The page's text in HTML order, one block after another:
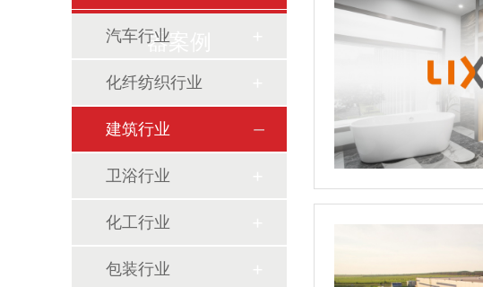
器案例
汽车行业
化纤纺织行业
建筑行业
卫浴行业
化工行业
包装行业